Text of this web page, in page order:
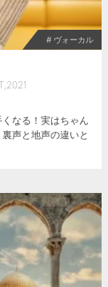
# ヴォーカル
なる！実はちゃん
声と地声の違いと